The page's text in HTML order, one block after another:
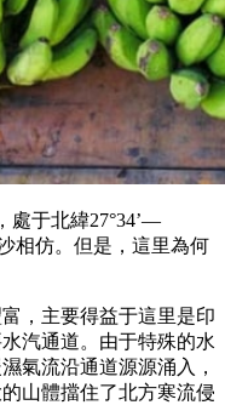
處于北緯27°34’—
相仿。但是，這里為何
，主要得益于這里是印
汽通道。由于特殊的水
氣流沿通道源源涌入，
山體擋住了北方寒流侵